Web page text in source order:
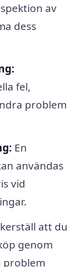
av
dess
fel,
problem
En
användas
vid
att du
genom
problem